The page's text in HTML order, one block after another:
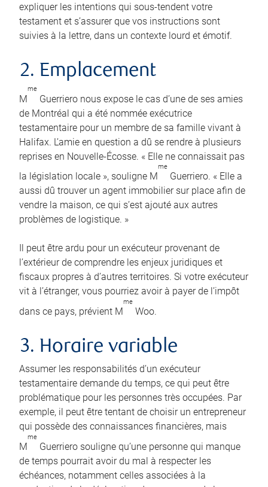
expliquer les intentions qui sous-tendent votre
testament et s’assurer que vos instructions sont
suivies à la lettre, dans un contexte lourd et émotif.
2. Emplacement
M
me
Guerriero nous expose le cas d’une de ses amies
de Montréal qui a été nommée exécutrice
testamentaire pour un membre de sa famille vivant à
Halifax. L’amie en question a dû se rendre à plusieurs
reprises en Nouvelle-Écosse. « Elle ne connaissait pas
la législation locale », souligne M
me
Guerriero. « Elle a
aussi dû trouver un agent immobilier sur place afin de
vendre la maison, ce qui s’est ajouté aux autres
problèmes de logistique. »
Il peut être ardu pour un exécuteur provenant de
l’extérieur de comprendre les enjeux juridiques et
fiscaux propres à d’autres territoires. Si votre exécuteur
vit à l’étranger, vous pourriez avoir à payer de l’impôt
dans ce pays, prévient M
me
Woo.
3. Horaire variable
Assumer les responsabilités d’un exécuteur
testamentaire demande du temps, ce qui peut être
problématique pour les personnes très occupées. Par
exemple, il peut être tentant de choisir un entrepreneur
qui possède des connaissances financières, mais
M
me
Guerriero souligne qu’une personne qui manque
de temps pourrait avoir du mal à respecter les
échéances, notamment celles associées à la